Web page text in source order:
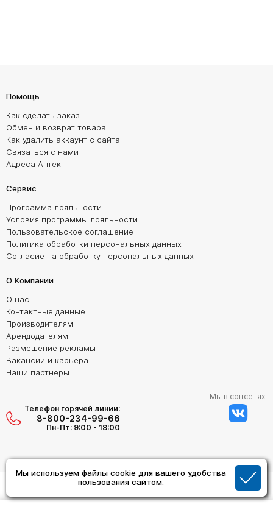
Мы используем файлы cookie для вашего удобства
пользования сайтом.
Помощь
Как сделать заказ
Обмен и возврат товара
Как удалить аккаунт с сайта
Связаться с нами
Адреса Аптек
Сервис
Программа лояльности
Условия программы лояльности
Пользовательское соглашение
Политика обработки персональных данных
Согласие на обработку персональных данных
О Компании
О нас
Контактные данные
Производителям
Арендодателям
Размещение рекламы
Вакансии и карьера
Наши партнеры
Телефон горячей линии:
8-800-234-99-66
Пн-Пт: 9:00 - 18:00
Мы в соцсетях: